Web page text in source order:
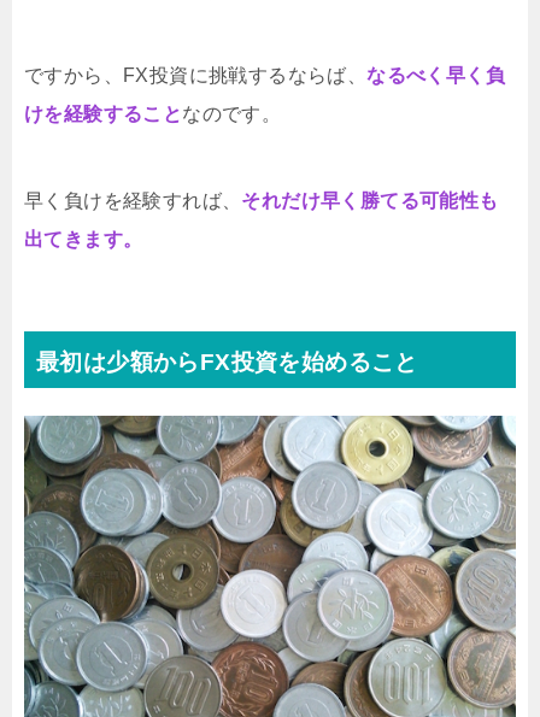
ですから、FX投資に挑戦するならば、なるべく早く負
けを経験することなのです。
早く負けを経験すれば、 それだけ早く勝てる可能性も
出てきます。
最初は少額からFX投資を始めること